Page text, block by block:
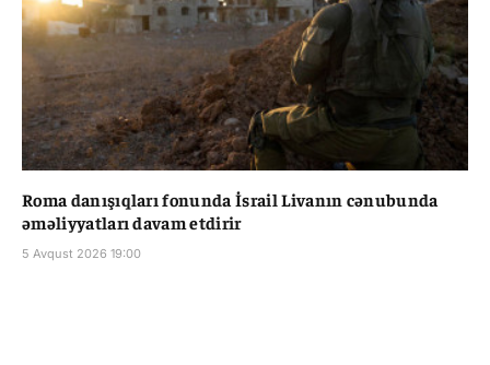
Roma danışıqları fonunda İsrail Livanın cənubunda
əməliyyatları davam etdirir
5 Avqust 2026 19:00